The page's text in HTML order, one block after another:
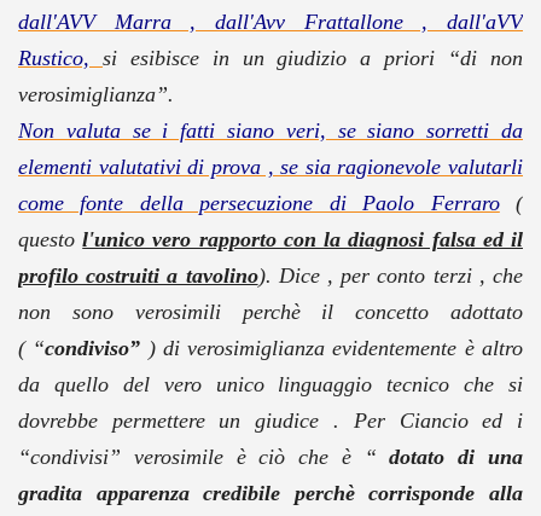
dall'AVV Marra , dall'Avv Frattallone , dall'aVV
Rustico, si esibisce in un giudizio a priori “di non
verosimiglianza”.
Non valuta se i fatti siano veri, se siano sorretti da
elementi valutativi di prova , se sia ragionevole valutarli
come fonte della persecuzione di Paolo Ferraro
(
questol'unico vero rapporto con la diagnosi falsa ed il
profilo costruiti a tavolino). Dice , per conto terzi , che
non sono verosimili perchè il concetto adottato
( “condiviso” ) di verosimiglianza evidentemente è altro
da quello del vero unico linguaggio tecnico che si
dovrebbe permettere un giudice . Per Ciancio ed i
“condivisi” verosimile è ciò che è “dotato di una
gradita apparenza credibile perchè corrisponde alla